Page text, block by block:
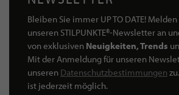
Bleiben Sie immer UP TO DATE!
unseren STILPUNKTE®-Newsletter an
von exklusiven Neuigkeiten, Trends
Mit der Anmeldung für unseren
unseren Datenschutzbestimmungen
ist jederzeit möglich.